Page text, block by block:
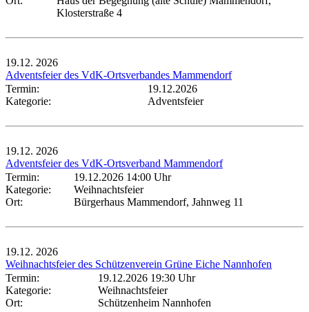
Klosterstraße 4
19.12. 2026
Adventsfeier des VdK-Ortsverbandes Mammendorf
Termin:
19.12.2026
Kategorie:
Adventsfeier
19.12. 2026
Adventsfeier des VdK-Ortsverband Mammendorf
Termin:
19.12.2026 14:00 Uhr
Kategorie:
Weihnachtsfeier
Ort:
Bürgerhaus Mammendorf, Jahnweg 11
19.12. 2026
Weihnachtsfeier des Schützenverein Grüne Eiche Nannhofen
Termin:
19.12.2026 19:30 Uhr
Kategorie:
Weihnachtsfeier
Ort:
Schützenheim Nannhofen